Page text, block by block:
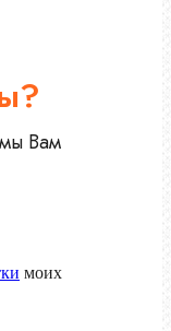
Вам
моих